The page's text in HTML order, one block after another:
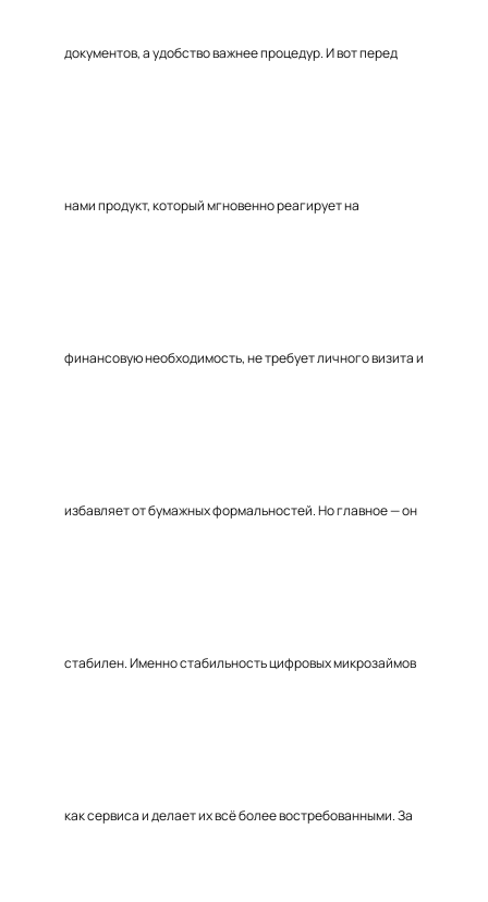
документов, а удобство важнее процедур. И вот перед
нами продукт, который мгновенно реагирует на
финансовую необходимость, не требует личного визита и
избавляет от бумажных формальностей. Но главное — он
стабилен. Именно стабильность цифровых микрозаймов
как сервиса и делает их всё более востребованными. За